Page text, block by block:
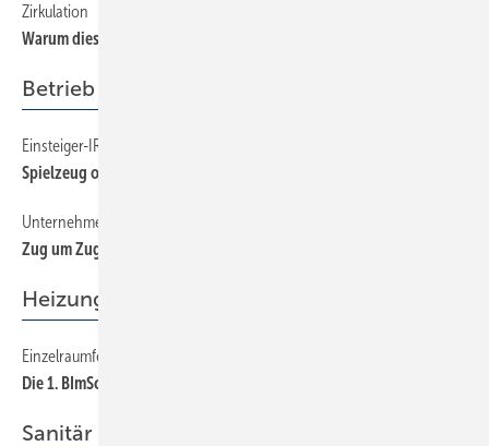
Zirkulation
Warum dieser Bypass?
Betrieb + Organisation
Einsteiger-IR-Kameras
Spielzeug oder Messgerät?
Unternehmensnachfolge, Teil 4
Zug um Zug zum Erfolg!
Heizung
Einzelraumfeuerungsanlagen für Holz (Teil 2/2)
Die 1. BImSchV in der Praxis
Sanitär